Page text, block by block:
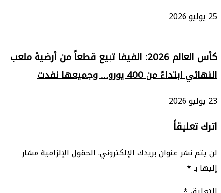
25 يوليو 2026
كأس العالم 2026: الفيفا تبيع قطعاً من أرضية ملعب
النهائي ابتداءً من 400 يورو… وجميعها نفدت
23 يوليو 2026
اترك تعليقاً
لن يتم نشر عنوان بريدك الإلكتروني.الحقول الإلزامية مشار
إليها بـ*